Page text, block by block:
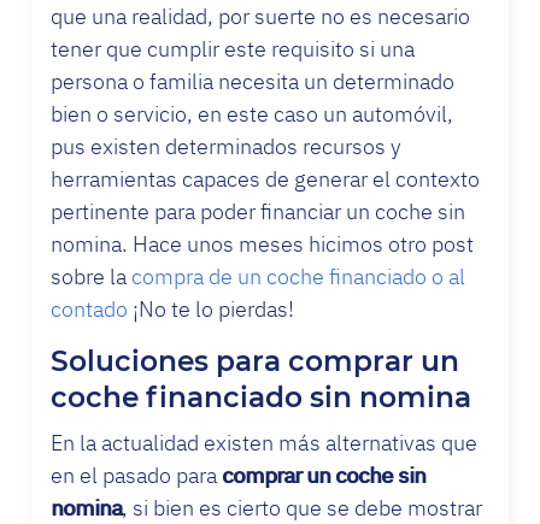
que una realidad, por suerte no es necesario
tener que cumplir este requisito si una
persona o familia necesita un determinado
bien o servicio, en este caso un automóvil,
pus existen determinados recursos y
herramientas capaces de generar el contexto
pertinente para poder financiar un coche sin
nomina. Hace unos meses hicimos otro post
sobre la compra de un coche financiado o al
contado ¡No te lo pierdas!
Soluciones para comprar un
coche financiado sin nomina
En la actualidad existen más alternativas que
en el pasado para comprar un coche sin
nomina, si bien es cierto que se debe mostrar